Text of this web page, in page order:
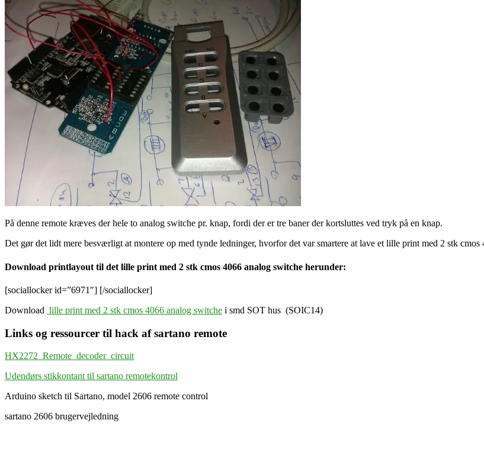
På denne remote kræves der hele to analog switche pr. knap, fordi der er tre baner der kortsluttes ved tryk på en knap.
Det gør det lidt mere besværligt at montere op med tynde ledninger, hvorfor det var smartere at lave et lille print med 2 stk
Download printlayout til det lille print med 2 stk cmos 4066 analog switche herunder:
[sociallocker id=”6971″] [/sociallocker]
Download lille print med 2 stk cmos 4066 analog switche i smd SOT hus (SOIC14)
Links og ressourcer til hack af sartano remote
HX2272_Remote_decoder_circuit
Udendørs stikkontant til sartano remotekontrol
Arduino sketch til Sartano, model 2606 remote control
sartano 2606 brugervejledning